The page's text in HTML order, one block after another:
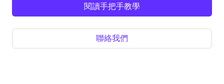
閱讀手把手教學
聯絡我們